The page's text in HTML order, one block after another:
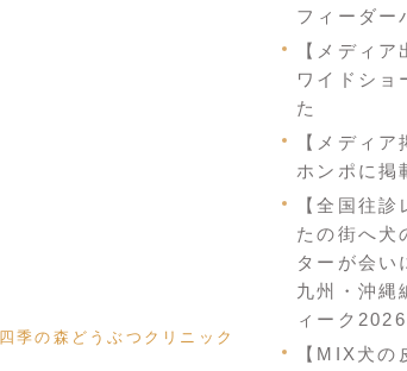
四季の森どうぶつクリニック
フィーダー
【メディ
ワイドショ
た
【メディ
ホンポに掲
【全国往
たの街へ犬
ターが会い
九州・沖
ィーク2026
【MIX犬の